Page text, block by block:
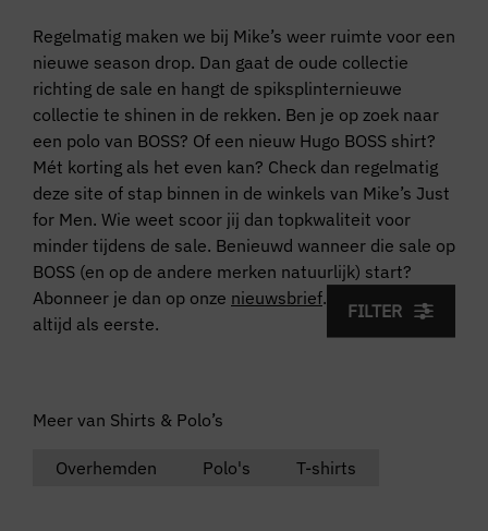
FILTER
Regelmatig maken we bij Mike’s weer ruimte voor een
nieuwe season drop. Dan gaat de oude collectie
richting de sale en hangt de spiksplinternieuwe
collectie te shinen in de rekken. Ben je op zoek naar
een polo van BOSS? Of een nieuw Hugo BOSS shirt?
Mét korting als het even kan? Check dan regelmatig
deze site of stap binnen in de winkels van Mike’s Just
for Men. Wie weet scoor jij dan topkwaliteit voor
minder tijdens de sale. Benieuwd wanneer die sale op
BOSS (en op de andere merken natuurlijk) start?
Abonneer je dan op onze nieuwsbrief. Dan weet jij ’t
altijd als eerste.
Meer van Shirts & Polo’s
Overhemden Polo's T-shirts